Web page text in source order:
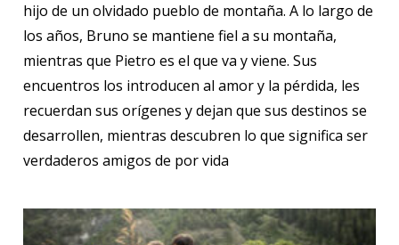
hijo de un olvidado pueblo de montaña. A lo largo de
los años, Bruno se mantiene fiel a su montaña,
mientras que Pietro es el que va y viene. Sus
encuentros los introducen al amor y la pérdida, les
recuerdan sus orígenes y dejan que sus destinos se
desarrollen, mientras descubren lo que significa ser
verdaderos amigos de por vida